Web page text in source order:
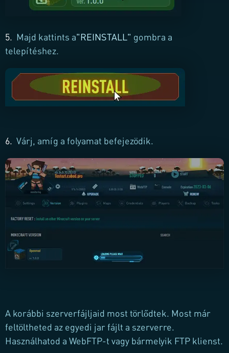
5. Majd kattints a"REINSTALL" gombra a
telepítéshez.
6. Várj, amíg a folyamat befejezödik.
A korábbi szerverfájljaid most törlődtek. Most már
feltöltheted az egyedi jar fájlt a szerverre.
Használhatod a WebFTP-t vagy bármelyik FTP klienst.